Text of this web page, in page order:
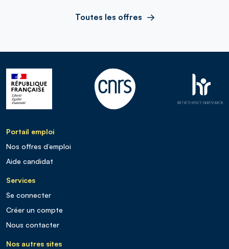
Toutes les offres
Portail emploi
Nos offres d’emploi
Aide candidat
Services
Se connecter
Créer un compte
Nous contacter
Nos autres sites